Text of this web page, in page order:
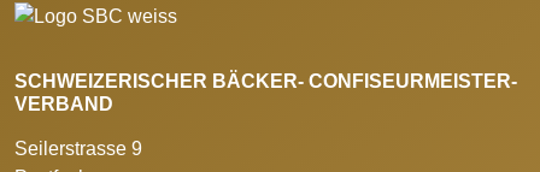
SCHWEIZERISCHER BÄCKER- CONFISEURMEISTER-
VERBAND
Seilerstrasse 9